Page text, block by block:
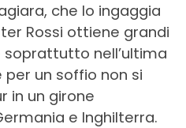
che lo ingaggia
Rossi ottiene grandi
soprattutto nell’ultima
per un soffio non si
in un girone
e Inghilterra.